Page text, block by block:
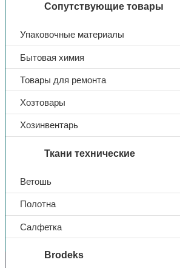
Сопутствующие товары
Упаковочные материалы
Бытовая химия
Товары для ремонта
Хозтовары
Хозинвентарь
Ткани технические
Ветошь
Полотна
Салфетка
Brodeks
Вы недавно смотрели